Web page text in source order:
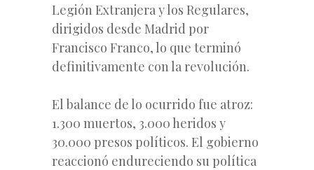
Legión Extranjera y los Regulares,
dirigidos desde Madrid por
Francisco Franco, lo que terminó
definitivamente con la revolución.
El balance de lo ocurrido fue atroz:
1.300 muertos, 3.000 heridos y
30.000 presos políticos. El gobierno
reaccionó endureciendo su política